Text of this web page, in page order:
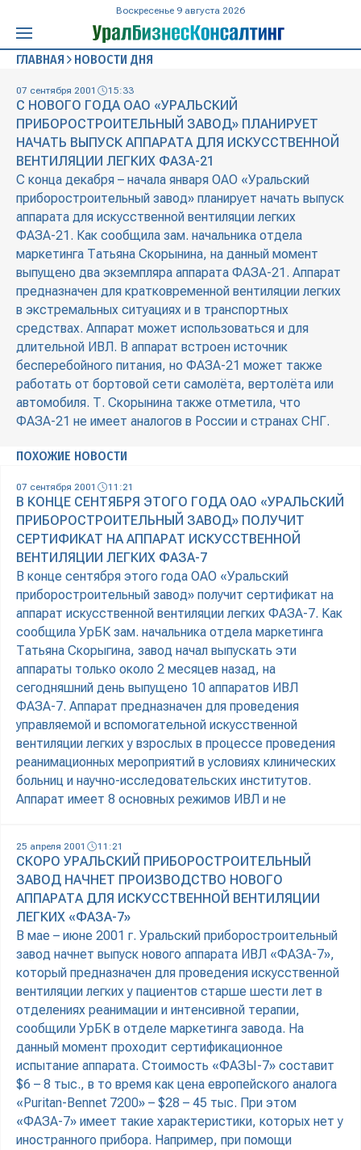
Воскресенье 9 августа 2026
ГЛАВНАЯ НОВОСТИ ДНЯ
07 сентября 2001 15:33
С НОВОГО ГОДА ОАО «УРАЛЬСКИЙ
ПРИБОРОСТРОИТЕЛЬНЫЙ ЗАВОД» ПЛАНИРУЕТ
НАЧАТЬ ВЫПУСК АППАРАТА ДЛЯ ИСКУССТВЕННОЙ
ВЕНТИЛЯЦИИ ЛЕГКИХ ФАЗА-21
С конца декабря – начала января ОАО «Уральский
приборостроительный завод» планирует начать выпуск
аппарата для искусственной вентиляции легких
ФАЗА-21. Как сообщила зам. начальника отдела
маркетинга Татьяна Скорынина, на данный момент
выпущено два экземпляра аппарата ФАЗА-21. Аппарат
предназначен для кратковременной вентиляции легких
в экстремальных ситуациях и в транспортных
средствах. Аппарат может использоваться и для
длительной ИВЛ. В аппарат встроен источник
бесперебойного питания, но ФАЗА-21 может также
работать от бортовой сети самолёта, вертолёта или
автомобиля. Т. Скорынина также отметила, что
ФАЗА-21 не имеет аналогов в России и странах СНГ.
ПОХОЖИЕ НОВОСТИ
07 сентября 2001 11:21
В КОНЦЕ СЕНТЯБРЯ ЭТОГО ГОДА ОАО «УРАЛЬСКИЙ
ПРИБОРОСТРОИТЕЛЬНЫЙ ЗАВОД» ПОЛУЧИТ
СЕРТИФИКАТ НА АППАРАТ ИСКУССТВЕННОЙ
ВЕНТИЛЯЦИИ ЛЕГКИХ ФАЗА-7
В конце сентября этого года ОАО «Уральский
приборостроительный завод» получит сертификат на
аппарат искусственной вентиляции легких ФАЗА-7. Как
сообщила УрБК зам. начальника отдела маркетинга
Татьяна Скорыгина, завод начал выпускать эти
аппараты только около 2 месяцев назад, на
сегодняшний день выпущено 10 аппаратов ИВЛ
ФАЗА-7. Аппарат предназначен для проведения
управляемой и вспомогательной искусственной
вентиляции легких у взрослых в процессе проведения
реанимационных мероприятий в условиях клинических
больниц и научно-исследовательских институтов.
Аппарат имеет 8 основных режимов ИВЛ и не
25 апреля 2001 11:21
СКОРО УРАЛЬСКИЙ ПРИБОРОСТРОИТЕЛЬНЫЙ
ЗАВОД НАЧНЕТ ПРОИЗВОДСТВО НОВОГО
АППАРАТА ДЛЯ ИСКУССТВЕННОЙ ВЕНТИЛЯЦИИ
ЛЕГКИХ «ФАЗА-7»
В мае – июне 2001 г. Уральский приборостроительный
завод начнет выпуск нового аппарата ИВЛ «ФАЗА-7»,
который предназначен для проведения искусственной
вентиляции легких у пациентов старше шести лет в
отделениях реанимации и интенсивной терапии,
сообщили УрБК в отделе маркетинга завода. На
данный момент проходит сертификационное
испытание аппарата. Стоимость «ФАЗЫ-7» составит
$6 – 8 тыс., в то время как цена европейского аналога
«Puritan-Bennet 7200» – $28 – 45 тыс. При этом
«ФАЗА-7» имеет такие характеристики, которых нет у
иностранного прибора. Например, при помощи